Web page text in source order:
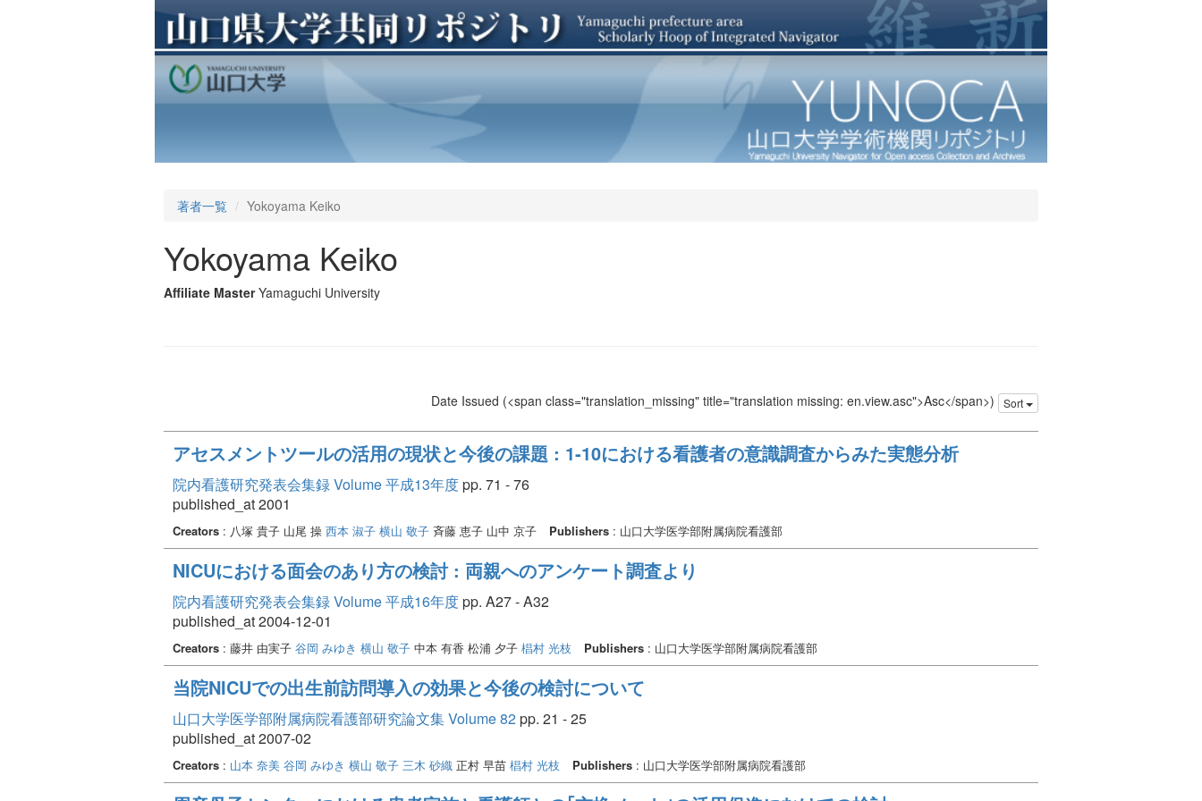
著者一覧 Yokoyama Keiko
Yokoyama Keiko
Affiliate Master Yamaguchi University
Date Issued (<span class="translation_missing" title="translation missing: en.view.asc">Asc</span>) Sort
アセスメントツールの活用の現状と今後の課題 : 1-10における看護者の意識調査からみた実態分析
院内看護研究発表会集録 Volume 平成13年度pp. 71 - 76
published_at 2001
Creators : 八塚 貴子 山尾 操 西本 淑子 横山 敬子 斉藤 恵子 山中 京子 Publishers : 山口大学医学部附属病院看護部
NICUにおける面会のあり方の検討 : 両親へのアンケート調査より
院内看護研究発表会集録 Volume 平成16年度pp. A27 - A32
published_at 2004-12-01
Creators : 藤井 由実子 谷岡 みゆき 横山 敬子 中本 有香 松浦 夕子 椙村 光枝 Publishers : 山口大学医学部附属病院看護部
当院NICUでの出生前訪問導入の効果と今後の検討について
山口大学医学部附属病院看護部研究論文集 Volume 82pp. 21 - 25
published_at 2007-02
Creators : 山本 奈美 谷岡 みゆき 横山 敬子 三木 砂織 正村 早苗 椙村 光枝 Publishers : 山口大学医学部附属病院看護部